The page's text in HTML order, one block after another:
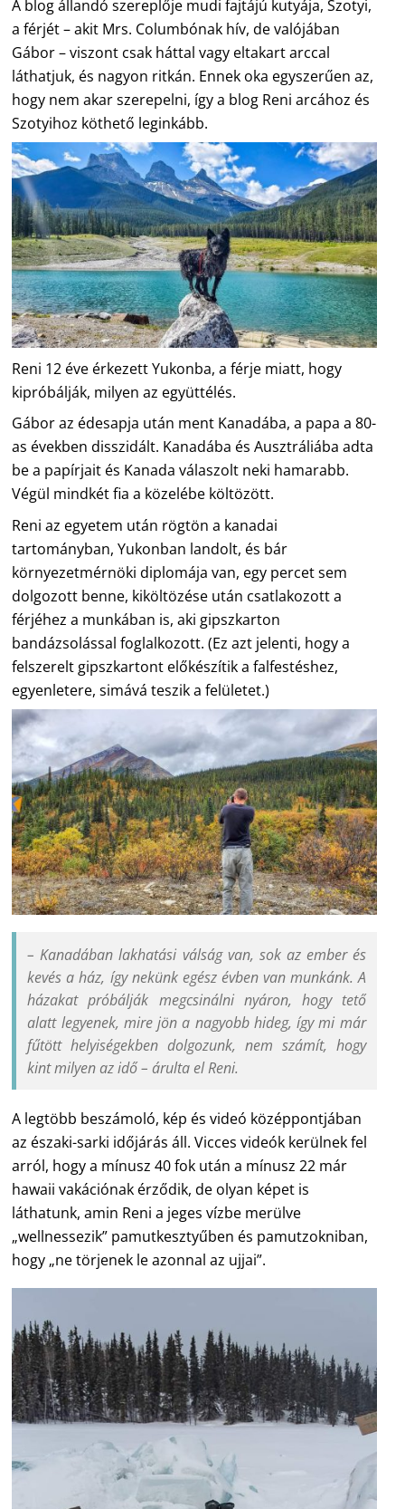
A blog állandó szereplője mudi fajtájú kutyája, Szotyi,
a férjét – akit Mrs. Columbónak hív, de valójában
Gábor – viszont csak háttal vagy eltakart arccal
láthatjuk, és nagyon ritkán. Ennek oka egyszerűen az,
hogy nem akar szerepelni, így a blog Reni arcához és
Szotyihoz köthető leginkább.
Reni 12 éve érkezett Yukonba, a férje miatt, hogy
kipróbálják, milyen az együttélés.
Gábor az édesapja után ment Kanadába, a papa a 80-
as években disszidált. Kanadába és Ausztráliába adta
be a papírjait és Kanada válaszolt neki hamarabb.
Végül mindkét fia a közelébe költözött.
Reni az egyetem után rögtön a kanadai
tartományban, Yukonban landolt, és bár
környezetmérnöki diplomája van, egy percet sem
dolgozott benne, kiköltözése után csatlakozott a
férjéhez a munkában is, aki gipszkarton
bandázsolással foglalkozott. (Ez azt jelenti, hogy a
felszerelt gipszkartont előkészítik a falfestéshez,
egyenletere, simává teszik a felületet.)
– Kanadában lakhatási válság van, sok az ember és
kevés a ház, így nekünk egész évben van munkánk. A
házakat próbálják megcsinálni nyáron, hogy tető
alatt legyenek, mire jön a nagyobb hideg, így mi már
fűtött helyiségekben dolgozunk, nem számít, hogy
kint milyen az idő – árulta el Reni.
A legtöbb beszámoló, kép és videó középpontjában
az északi-sarki időjárás áll. Vicces videók kerülnek fel
arról, hogy a mínusz 40 fok után a mínusz 22 már
hawaii vakációnak érződik, de olyan képet is
láthatunk, amin Reni a jeges vízbe merülve
„wellnessezik” pamutkesztyűben és pamutzokniban,
hogy „ne törjenek le azonnal az ujjai”.